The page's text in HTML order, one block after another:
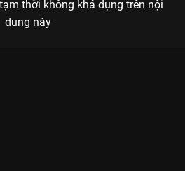
thời không khả dụng trên nội
dung này